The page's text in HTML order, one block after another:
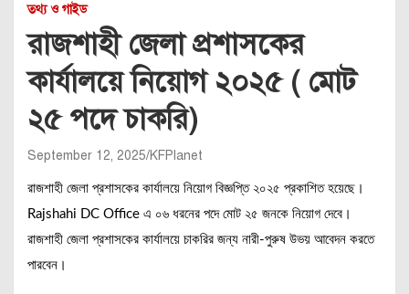
তথ্য ও গাইড
রাজশাহী জেলা প্রশাসকের
কার্যালয়ে নিয়োগ ২০২৫ ( মোট
২৫ পদে চাকরি)
September 12, 2025 KFPlanet
রাজশাহী জেলা প্রশাসকের কার্যালয়ে নিয়োগ বিজ্ঞপ্তি ২০২৫ প্রকাশিত হয়েছে।
Rajshahi DC Office এ ০৬ ধরনের পদে মোট ২৫ জনকে নিয়োগ দেবে।
রাজশাহী জেলা প্রশাসকের কার্যালয়ে চাকরির জন্য নারী-পুরুষ উভয় আবেদন করতে
পারবেন।